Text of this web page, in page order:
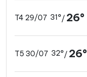
T4 29/07 31°/ 26°
T5 30/07 32°/ 26°